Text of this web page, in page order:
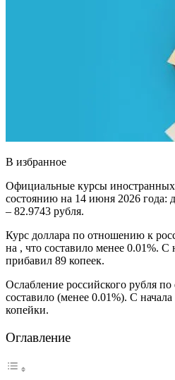
В избранное
Официальные курсы
состоянию на 14 июня 2026 года:
– 82.9743 рубля.
Курс доллара по отношению к
на , что составило менее 0.01%. С
прибавил 89 копеек.
Ослабление российского рубля
составило (менее 0.01%). С
копейки.
Оглавление